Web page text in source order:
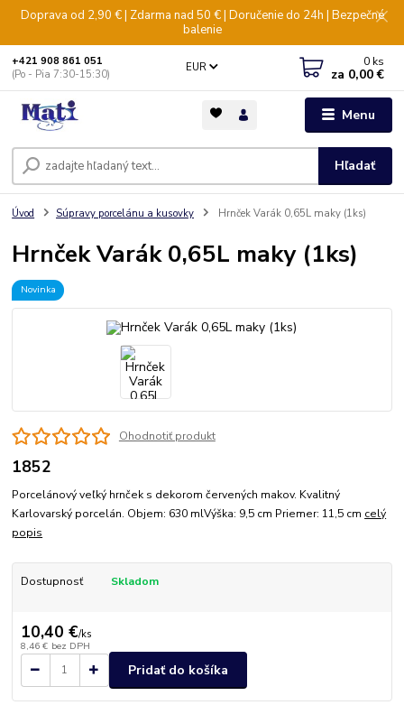
Doprava od 2,90 € | Zdarma nad 50 € | Doručenie do 24h | Bezpečné
balenie
Menu
EUR
Hľadať
+421 908 861 051
(Po - Pia 7:30-15:30)
0 ks
za 0,00 €
Úvod Súpravy porcelánu a kusovky Hrnček Varák 0,65L maky (1ks)
Hrnček Varák 0,65L maky (1ks)
Novinka
Ohodnotiť produkt
1852
Porcelánový veľký hrnček s dekorom červených makov. Kvalitný
Karlovarský porcelán. Objem: 630 mlVýška: 9,5 cm Priemer: 11,5 cm celý
popis
Dostupnosť Skladom
10,40 €/ks
8,46 € bez DPH
Pridať do košíka